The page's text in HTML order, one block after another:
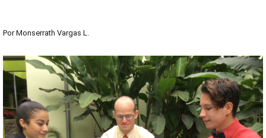
Por Monserrath Vargas L.